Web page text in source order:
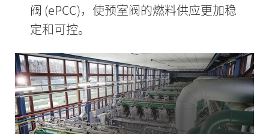
阀 (ePCC)，使预室阀的燃料供应更加稳
定和可控。